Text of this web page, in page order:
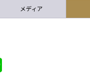
メディア